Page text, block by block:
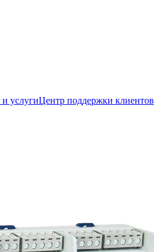
услугиЦентр поддержки клиентов